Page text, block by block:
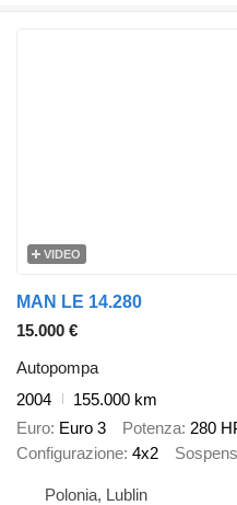
VIDEO
MAN LE 14.280
15.000 €
Autopompa
2004
155.000 km
Euro Euro 3 Potenza 280
Configurazione 4x2
Polonia, Lublin